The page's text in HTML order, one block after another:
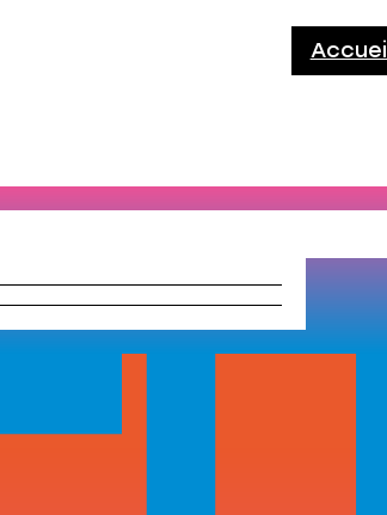
Accueil